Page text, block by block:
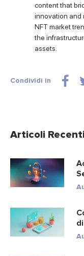
content that
innovation and
NFT market
the
assets.
Condividi in
Articoli